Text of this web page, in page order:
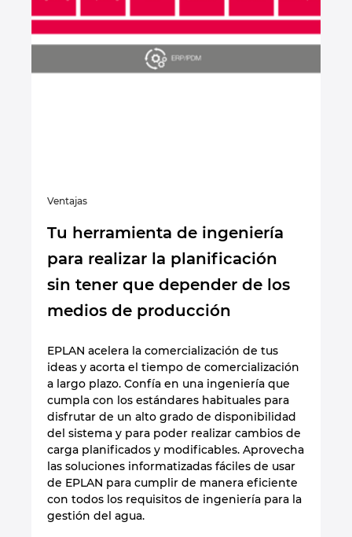
Ventajas
Tu herramienta de ingeniería
para realizar la planificación
sin tener que depender de los
medios de producción
EPLAN acelera la comercialización de tus
ideas y acorta el tiempo de comercialización
a largo plazo. Confía en una ingeniería que
cumpla con los estándares habituales para
disfrutar de un alto grado de disponibilidad
del sistema y para poder realizar cambios de
carga planificados y modificables. Aprovecha
las soluciones informatizadas fáciles de usar
de EPLAN para cumplir de manera eficiente
con todos los requisitos de ingeniería para la
gestión del agua.